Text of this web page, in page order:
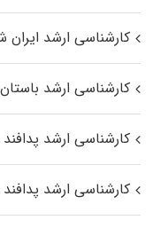
کارشناسی ارشد ایران
کارشناسی ارشد
کارشناسی ارشد
کارشناسی ارشد پدافند